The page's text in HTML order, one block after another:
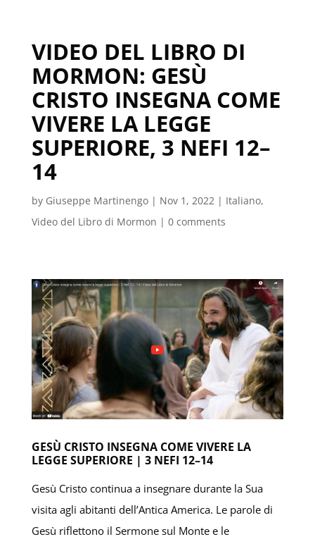
VIDEO DEL LIBRO DI
MORMON: GESÙ
CRISTO INSEGNA COME
VIVERE LA LEGGE
SUPERIORE, 3 NEFI 12–
14
by Giuseppe Martinengo| Nov 1, 2022| Italiano,
Video del Libro di Mormon | 0 comments
GESÙ CRISTO INSEGNA COME VIVERE LA
LEGGE SUPERIORE | 3 NEFI 12–14
Gesù Cristo continua a insegnare durante la Sua
visita agli abitanti dell’Antica America. Le parole di
Gesù riflettono il Sermone sul Monte e le